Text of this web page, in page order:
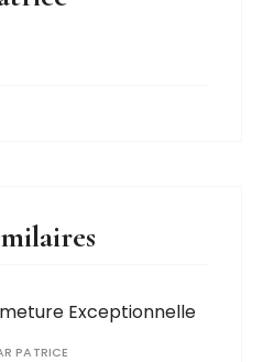
Exceptionnelle
PATRICE